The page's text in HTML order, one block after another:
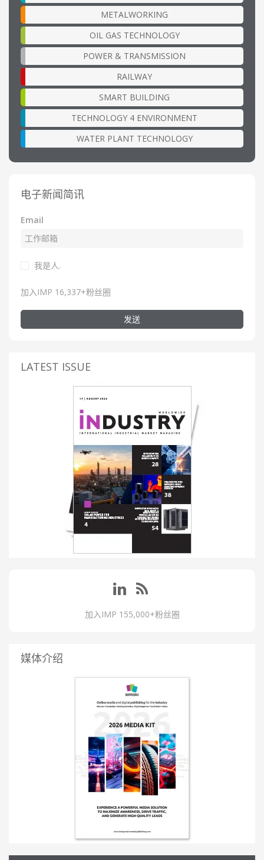
METALWORKING
OIL GAS TECHNOLOGY
POWER & TRANSMISSION
RAILWAY
SMART BUILDING
TECHNOLOGY 4 ENVIRONMENT
WATER PLANT TECHNOLOGY
电子新闻简讯
Email
我是人.
加入IMP 16,337+粉丝圈
发送
LATEST ISSUE
加入IMP 155,000+粉丝圈
媒体介绍